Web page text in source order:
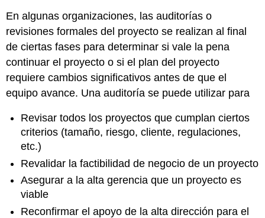
En algunas organizaciones, las auditorías o
revisiones formales del proyecto se realizan al final
de ciertas fases para determinar si vale la pena
continuar el proyecto o si el plan del proyecto
requiere cambios significativos antes de que el
equipo avance. Una auditoría se puede utilizar para
Revisar todos los proyectos que cumplan ciertos
criterios (tamaño, riesgo, cliente, regulaciones,
etc.)
Revalidar la factibilidad de negocio de un proyecto
Asegurar a la alta gerencia que un proyecto es
viable
Reconfirmar el apoyo de la alta dirección para el